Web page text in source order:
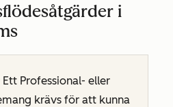
i
Ett Professional- eller
krävs för att kunna